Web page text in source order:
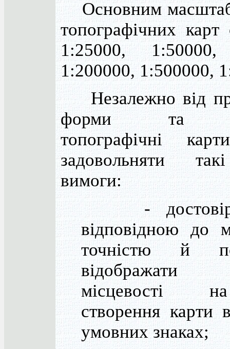
Основним
топографічних
1:25000, 1:50000,
1:200000, 1:500000,
Незалежно від
форми та
топографічні
задовольняти
вимоги:
-
відповідною до
точністю й
місцевості
створення карти
умовних знаках;